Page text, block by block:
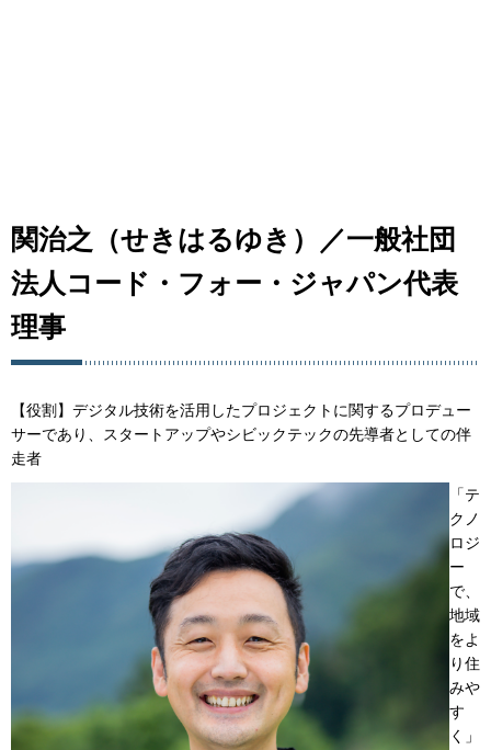
関治之（せきはるゆき）／一般社団
法人コード・フォー・ジャパン代表
理事
【役割】デジタル技術を活用したプロジェクトに関するプロデュー
サーであり、スタートアップやシビックテックの先導者としての伴
走者
「テ
クノ
ロジ
ー
で、
地域
をよ
り住
みや
す
く」